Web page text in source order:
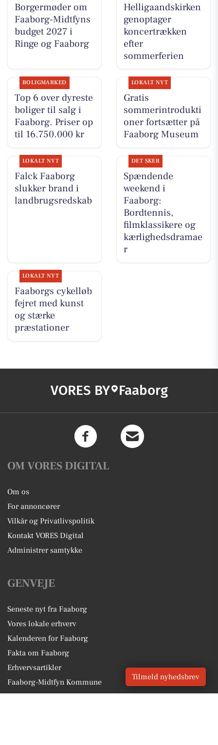
Borgermøder om
Faaborg-Midtfyns
budget 2027 i
Ringe og Faaborg
Helligaandskirken
genoptager
koncertrækken
efter
sommerferien
BOLIGMARKED
Top 6 over dyreste
boliger til salg i
Faaborg. Priser op
til 16.750.000 kr
LOKALT NYT
Gratis
sommerintrodukti
oner fortsætter på
Faaborg Museum
LOKALT NYT
Falck Faaborg
slukker brand i
landbrugsredskab
DET SKER
Spændende
weekend i
Faaborg:
Bordtennis,
filmklassikere og
kærlighedsdramae
r
LOKALT NYT
Faaborgs cykelløb
fejret med kunst
og stærke
præstationer
VORES BY Faaborg
OM VORES DIGITAL
Om os
For annoncører
Vilkår og Privatlivspolitik
Kontakt VORES Digital
Administrer samtykke
GENVEJE
Seneste nyt fra Faaborg
Vores lokale erhverv
Kalenderen for Faaborg
Fakta om Faaborg
Erhvervsartikler
Faaborg-Midtfyn Kommune
Tilmeld nyhedsbrev